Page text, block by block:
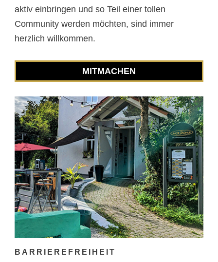
aktiv einbringen und so Teil einer tollen
Community werden möchten, sind immer
herzlich willkommen.
MITMACHEN
BARRIEREFREIHEIT